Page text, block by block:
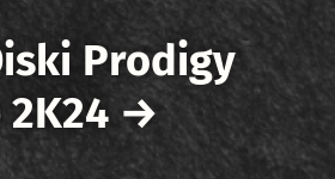
Prodigy
→